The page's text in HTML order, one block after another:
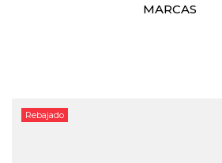
MARCAS
Rebajado